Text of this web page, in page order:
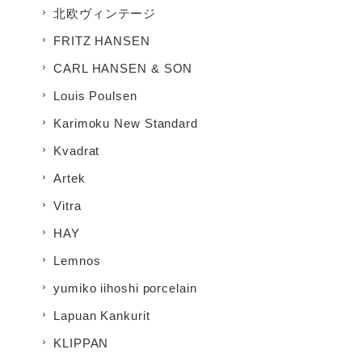
北欧ヴィンテージ
FRITZ HANSEN
CARL HANSEN & SON
Louis Poulsen
Karimoku New Standard
Kvadrat
Artek
Vitra
HAY
Lemnos
yumiko iihoshi porcelain
Lapuan Kankurit
KLIPPAN